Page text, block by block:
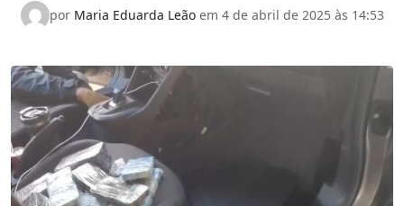
por Maria Eduarda Leãoem 4 de abril de 2025 às 14:53